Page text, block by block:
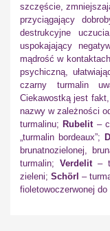
szczęście,
przyciągający
destrukcyjne
uspokajający
mądrość w
psychiczną,
czarny turmalin
Ciekawostką jest
nazwy w zależności
turmalinu;Rubelit –
„turmalin bordeaux”;
brunatnozielonej,
turmalin; Verdelit –
zieleni;Schörl –
fioletowoczerwonej do